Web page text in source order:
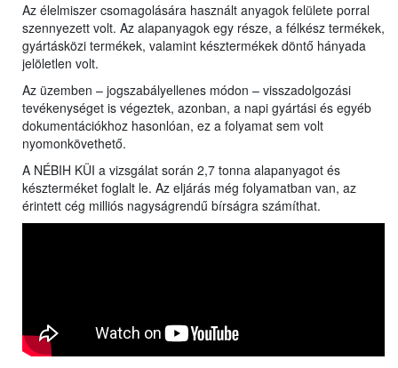
Az élelmiszer csomagolására használt anyagok felülete porral
szennyezett volt. Az alapanyagok egy része, a félkész termékek,
gyártásközi termékek, valamint késztermékek döntő hányada
jelöletlen volt.
Az üzemben – jogszabályellenes módon – visszadolgozási
tevékenységet is végeztek, azonban, a napi gyártási és egyéb
dokumentációkhoz hasonlóan, ez a folyamat sem volt
nyomonkövethető.
A NÉBIH KÜI a vizsgálat során 2,7 tonna alapanyagot és
készterméket foglalt le. Az eljárás még folyamatban van, az
érintett cég milliós nagyságrendű bírságra számíthat.